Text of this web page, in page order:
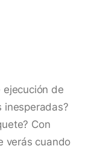
ejecución de
inesperadas?
Con
verás cuando